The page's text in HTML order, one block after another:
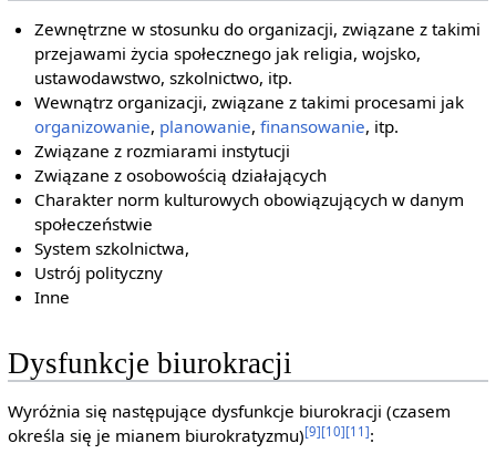
Zewnętrzne w stosunku do organizacji, związane z takimi
przejawami życia społecznego jak religia, wojsko,
ustawodawstwo, szkolnictwo, itp.
Wewnątrz organizacji, związane z takimi procesami jak
organizowanie, planowanie,finansowanie, itp.
Związane z rozmiarami instytucji
Związane z osobowością działających
Charakter norm kulturowych obowiązujących w danym
społeczeństwie
System szkolnictwa,
Ustrój polityczny
Inne
Dysfunkcje biurokracji
Wyróżnia się następujące dysfunkcje biurokracji (czasem
określa się je mianem biurokratyzmu)[9][10][11]: